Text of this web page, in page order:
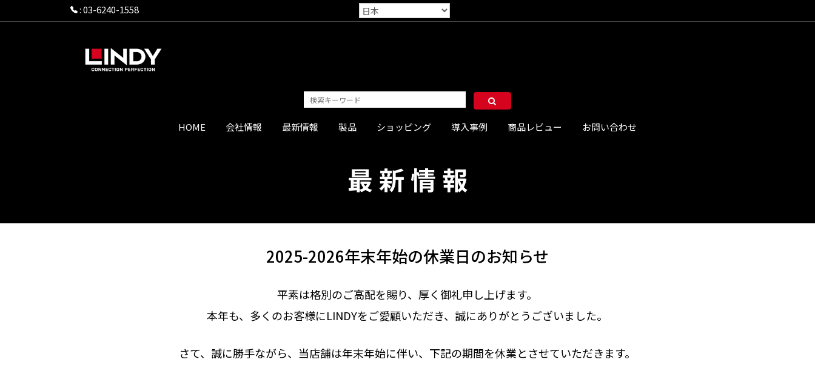
:03-6240-1558
HOME 会社情報 最新情報 製品 ショッピング 導入事例 商品レビュー お問い合わせ
最 新 情 報
2025-2026年末年始の休業日のお知らせ
平素は格別のご高配を賜り、厚く御礼申し上げます。
本年も、多くのお客様にLINDYをご愛顧いただき、誠にありがとうございました。
さて、誠に勝手ながら、当店舗は年末年始に伴い、下記の期間を休業とさせていただきます。